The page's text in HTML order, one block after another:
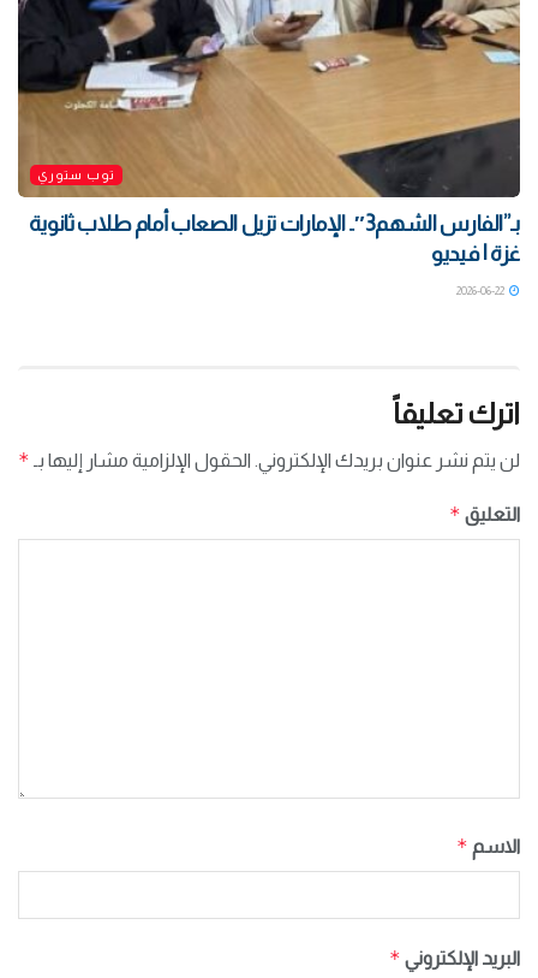
توب ستوري
بـ”الفارس الشهم3″.. الإمارات تزيل الصعاب أمام طلاب ثانوية
غزة | فيديو
اترك تعليقاً
لن يتم نشر عنوان بريدك الإلكتروني. الحقول الإلزامية مشار إليها بـ *
التعليق *
الاسم *
البريد الإلكتروني *